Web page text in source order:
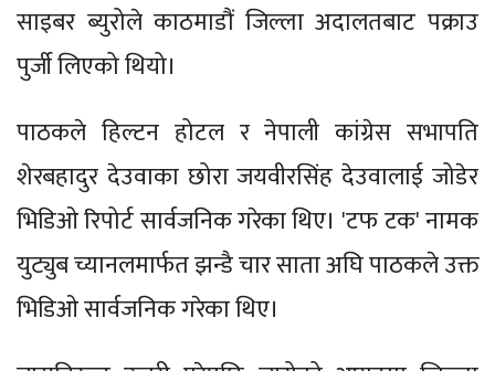
साइबर ब्युरोले काठमाडौं जिल्ला अदालतबाट पक्राउ
पुर्जी लिएको थियो।
पाठकले हिल्टन होटल र नेपाली कांग्रेस सभापति
शेरबहादुर देउवाका छोरा जयवीरसिंह देउवालाई जोडेर
भिडिओ रिपोर्ट सार्वजनिक गरेका थिए। 'टफ टक' नामक
युट्युब च्यानलमार्फत झन्डै चार साता अघि पाठकले उक्त
भिडिओ सार्वजनिक गरेका थिए।